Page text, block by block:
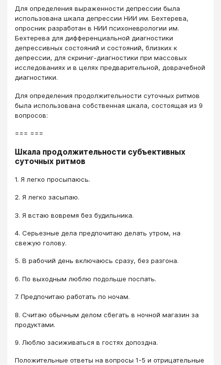
Для определения выраженности депрессии была
использована шкала депрессии НИИ им. Бехтерева,
опросник разработан в НИИ психоневрологии им.
Бехтерева для дифференциальной диагностики
депрессивных состояний и состояний, близких к
депрессии, для скриниг-диагностики при массовых
исследованиях и в целях предварительной, доврачебной
диагностики.
Для определения продолжительности суточных ритмов
была использована собственная шкала, состоящая из 9
вопросов:
=== ===
Шкала продолжительности субъективных
суточных ритмов
1. Я легко просыпаюсь.
2. Я легко засыпаю.
3. Я встаю вовремя без будильника.
4. Серьезные дела предпочитаю делать утром, на
свежую голову.
5. В рабочий день включаюсь сразу, без разгона.
6. По выходным люблю подольше поспать.
7. Предпочитаю работать по ночам.
8. Считаю обычным делом сбегать в ночной магазин за
продуктами.
9. Люблю засиживаться в гостях допоздна.
Положительные ответы на вопросы 1-5 и отрицательные